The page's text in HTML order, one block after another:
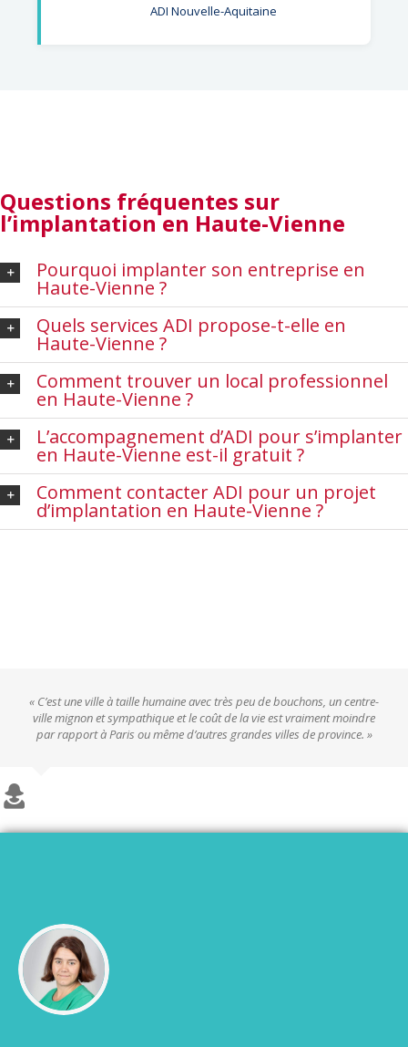
ADI Nouvelle-Aquitaine
Questions fréquentes sur
l’implantation en Haute-Vienne
Pourquoi implanter son entreprise en
Haute-Vienne ?
Quels services ADI propose-t-elle en
Haute-Vienne ?
Comment trouver un local professionnel
en Haute-Vienne ?
L’accompagnement d’ADI pour s’implanter
en Haute-Vienne est-il gratuit ?
Comment contacter ADI pour un projet
d’implantation en Haute-Vienne ?
« C’est une ville à taille humaine avec très peu de bouchons, un centre-
ville mignon et sympathique et le coût de la vie est vraiment moindre
par rapport à Paris ou même d’autres grandes villes de province. »